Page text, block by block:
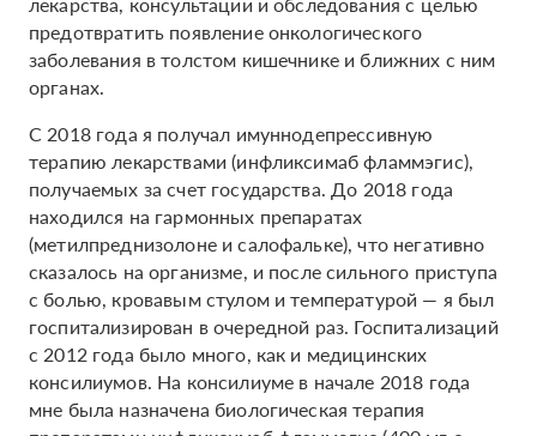
предотвратить появление онкологического
заболевания в толстом кишечнике и ближних с ним
органах.
С 2018 года я получал имуннодепрессивную
терапию лекарствами (инфликсимаб фламмэгис),
получаемых за счет государства. До 2018 года
находился на гармонных препаратах
(метилпреднизолоне и салофальке), что негативно
сказалось на организме, и после сильного приступа
с болью, кровавым стулом и температурой — я был
госпитализирован в очередной раз. Госпитализаций
с 2012 года было много, как и медицинских
консилиумов. На консилиуме в начале 2018 года
мне была назначена биологическая терапия